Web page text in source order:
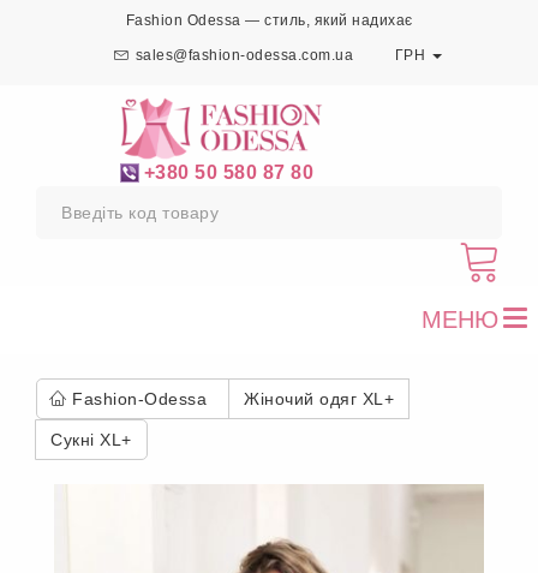
Fashion Odessa — стиль, який надихає
sales@fashion-odessa.com.ua ГРН
+380 50 580 87 80
МЕНЮ
Fashion-Odessa Жіночий одяг XL+
Сукні XL+